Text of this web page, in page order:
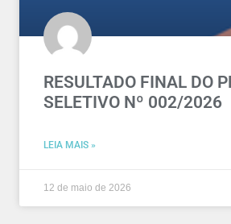
RESULTADO FINAL DO
SELETIVO Nº 002/2026
LEIA MAIS »
12 de maio de 2026